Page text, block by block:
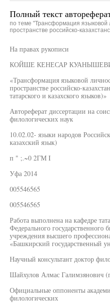
Полный текст
по теме "Трансформация языковой
пространстве российско-
На правах рукописи
КОЙШЕ КЕНЕСАР
«Трансформация языковой
пространстве российско-
татарского и казахского языков)»
Автореферат диссертации на
филологических наук
10.02.02- языки народов
казахский язык)
п " ;.~0 2ГМ I
Уфа 2014
005546565
005546565
Работа выполнена на кафедре
Федерального государственного
учреждения высшего
«Башкирский государственный
Научный консультант доктор
Шайхулов Алмас Галимзянович
Официальные оппоненты
филологических